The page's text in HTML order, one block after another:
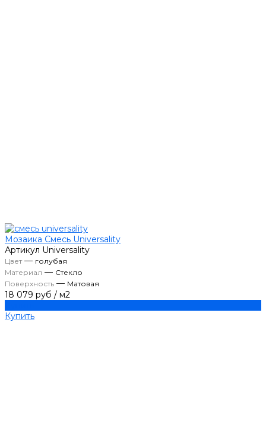
Мозаика Смесь Universality
Артикул Universality
Цвет— голубая
Материал — Стекло
Поверхность — Матовая
18 079 руб / м2
Купить